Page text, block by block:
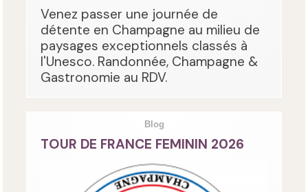
Venez passer une journée de
détente en Champagne au milieu de
paysages exceptionnels classés à
l'Unesco. Randonnée, Champagne &
Gastronomie au RDV.
Blog
TOUR DE FRANCE FEMININ 2026